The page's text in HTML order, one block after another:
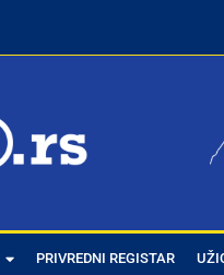
PRIVREDNI REGISTAR